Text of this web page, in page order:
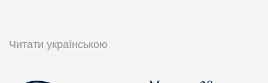
Читати українською